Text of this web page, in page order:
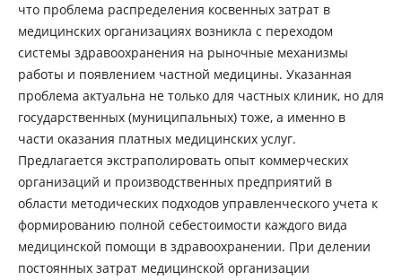
что проблема распределения косвенных затрат в
медицинских организациях возникла с переходом
системы здравоохранения на рыночные механизмы
работы и появлением частной медицины. Указанная
проблема актуальна не только для частных клиник, но для
государственных (муниципальных) тоже, а именно в
части оказания платных медицинских услуг.
Предлагается экстраполировать опыт коммерческих
организаций и производственных предприятий в
области методических подходов управленческого учета к
формированию полной себестоимости каждого вида
медицинской помощи в здравоохранении. При делении
постоянных затрат медицинской организации